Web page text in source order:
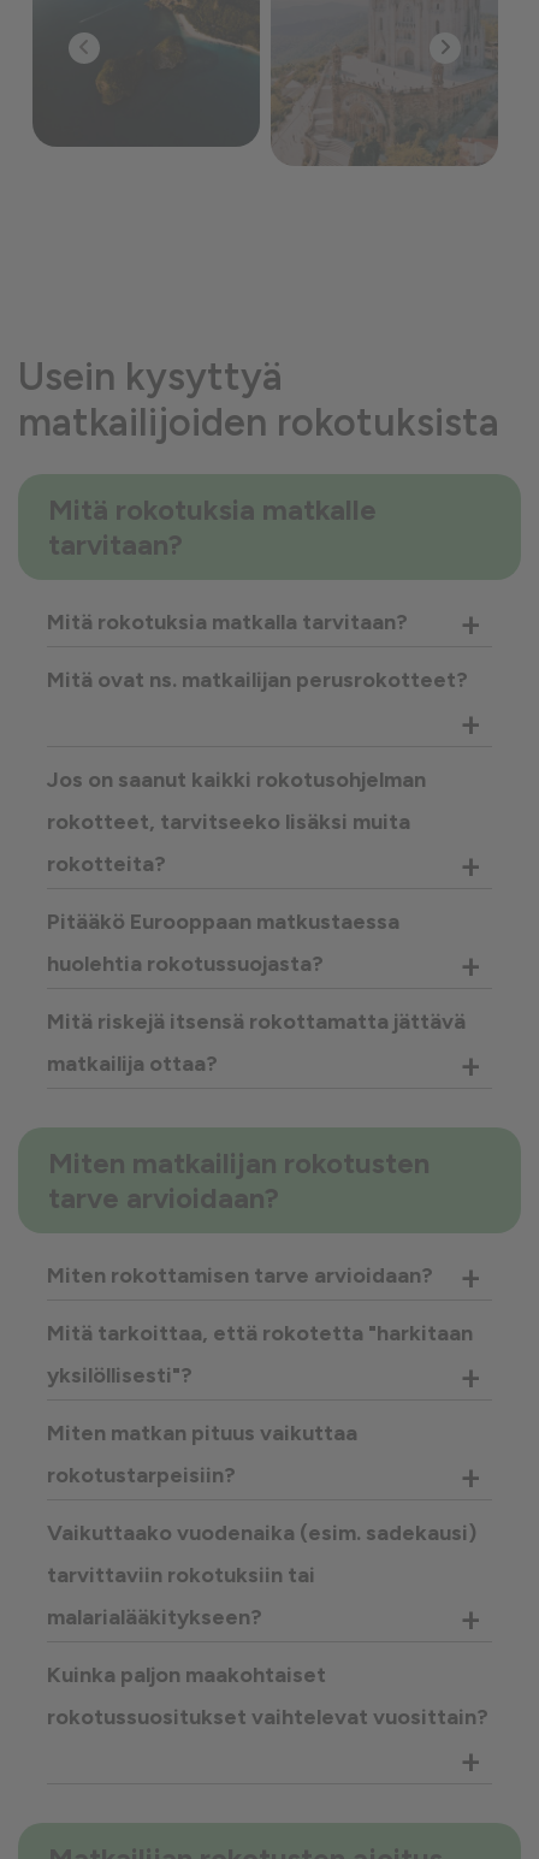
Usein kysyttyä
matkailijoiden rokotuksista
Mitä rokotuksia matkalle
tarvitaan?
Mitä rokotuksia matkalla tarvitaan? +
Mitä ovat ns. matkailijan perusrokotteet?
+
Jos on saanut kaikki rokotusohjelman
rokotteet, tarvitseeko lisäksi muita
rokotteita?
+
Pitääkö Eurooppaan matkustaessa
huolehtia rokotussuojasta?
+
Mitä riskejä itsensä rokottamatta jättävä
matkailija ottaa?
+
Miten matkailijan rokotusten
tarve arvioidaan?
Miten rokottamisen tarve arvioidaan? +
Mitä tarkoittaa, että rokotetta "harkitaan
yksilöllisesti"?
+
Miten matkan pituus vaikuttaa
rokotustarpeisiin?
+
Vaikuttaako vuodenaika (esim. sadekausi)
tarvittaviin rokotuksiin tai
malarialääkitykseen?
+
Kuinka paljon maakohtaiset
rokotussuositukset vaihtelevat vuosittain?
+